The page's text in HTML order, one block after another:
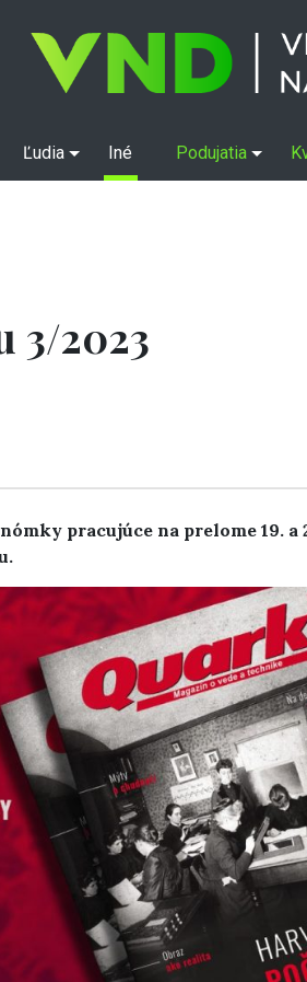
Ľudia Iné Podujatia
3/2023
pracujúce na prelome 19. a